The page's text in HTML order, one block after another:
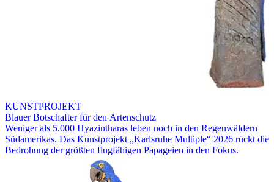
KUNSTPROJEKT
Blauer Botschafter für den Artenschutz
Weniger als 5.000 Hyazintharas leben noch in den Regenwäldern
Südamerikas. Das Kunstprojekt „Karlsruhe Multiple“ 2026 rückt die
Bedrohung der größten flugfähigen Papageien in den Fokus.